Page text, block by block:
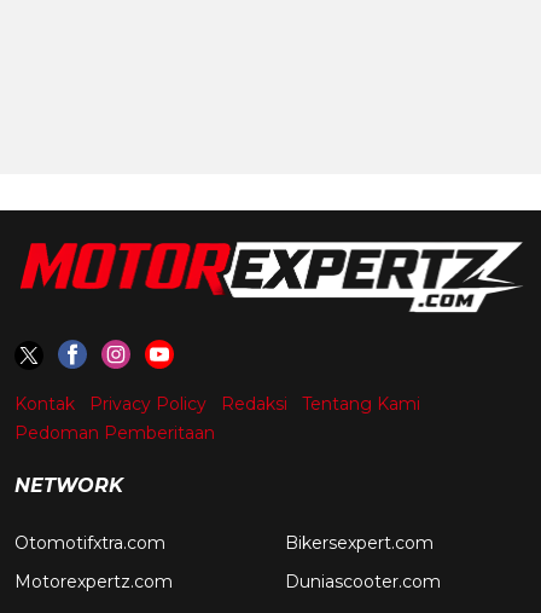
Kontak Privacy Policy Redaksi
Tentang Kami
Pedoman Pemberitaan
NETWORK
Otomotifxtra.com
Motorexpertz.com
Bikersexpert.com
Duniascooter.com